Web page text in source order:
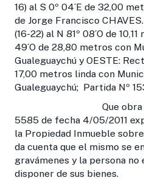
16) al S 0º 04´E de 32,00
de Jorge Francisco
(16-22) al N 81º 08´O de
49´O de 28,80 metros con
Gualeguaychú y OESTE:
17,00 metros linda con
Gualeguaychú; Partida Nº
Que obra en
5585 de fecha 4/05/2011
la Propiedad Inmueble
da cuenta que el mismo se
gravámenes y la persona no
disponer de sus bienes.